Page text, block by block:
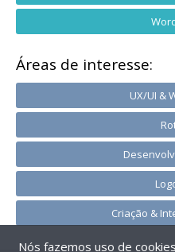
Áreas de interesse:
UX/UI &
Criação &
Nós fazemos uso de